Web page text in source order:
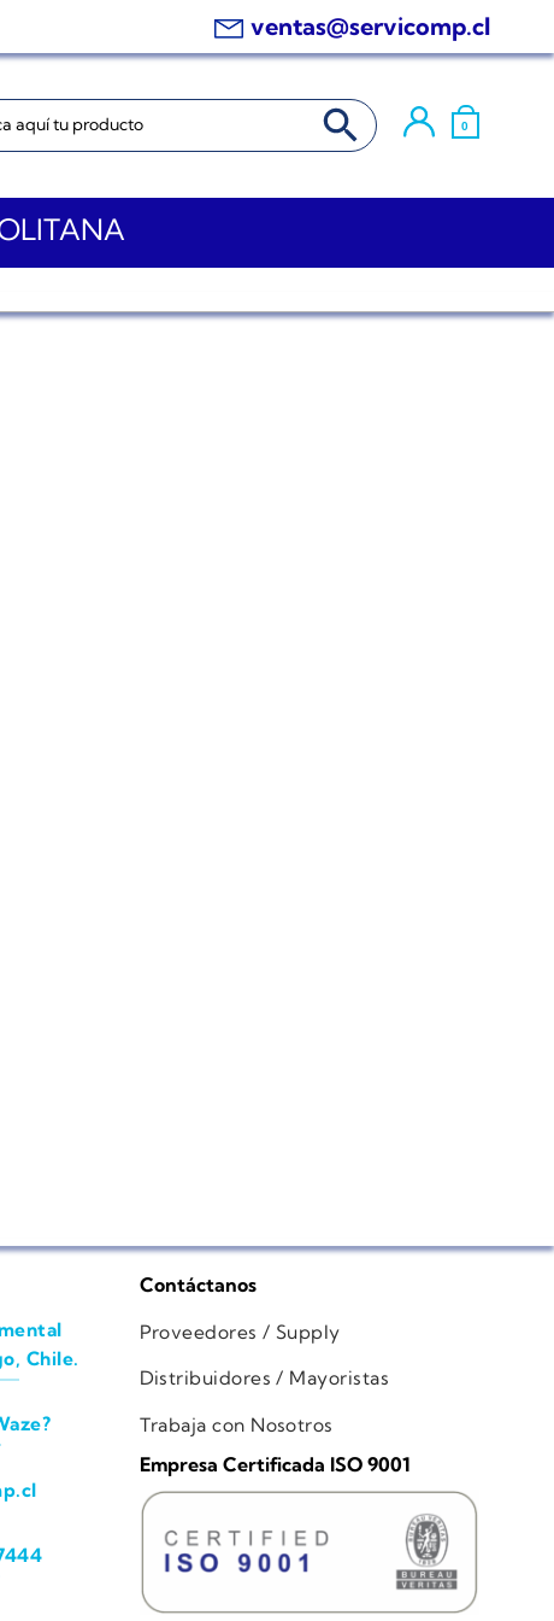
ventas@servicomp.cl
BOTÓN DE BÚSQUEDA
0
Chile.
Contáctanos
Proveedores / Supply
Distribuidores / Mayoristas
Trabaja con Nosotros
Empresa Certificada ISO 9001